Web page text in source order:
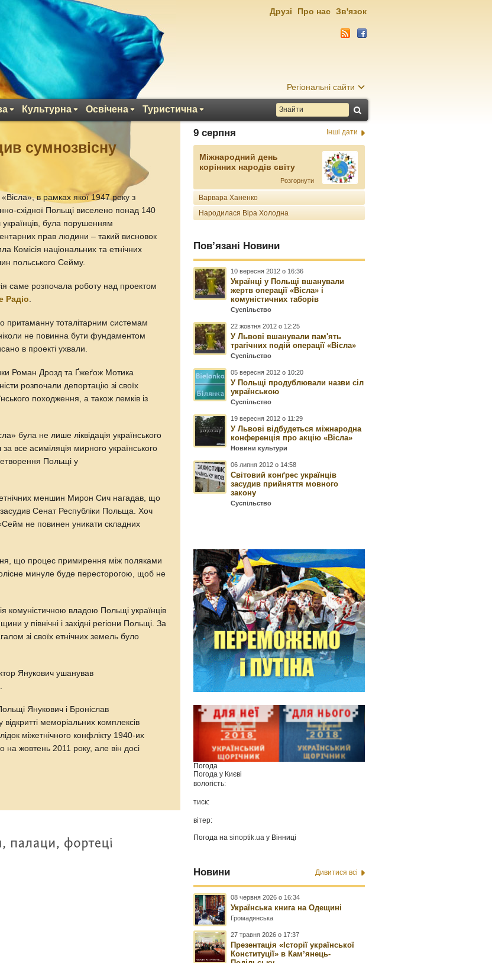
Регіональні сайти
Культурна Освічена Туристична
Друзі Про нас Зв'язок
сумнозвісну
«Вісла», в рамках якої 1947 року з
східної Польщі виселено понад 140
українців, була порушенням
прав людини – такий висновок
Комісія національних та етнічних
польського Сейму.
саме розпочала роботу над проектом
Радіо
притаманну тоталітарним системам
ніколи не повинна бути фундаментом
в проекті ухвали.
Роман Дрозд та Ґжеґож Мотика
розпочали депортацію зі своїх
походження, а також лемків із
була не лише ліквідація українського
все асиміляція мирного українського
Польщі у
етнічних меншин Мирон Сич нагадав, що
Сенат Республіки Польща. Хоч
не повинен уникати складних
що процес примирення між поляками
минуле буде пересторогою, щоб не
комуністичною владою Польщі українців
у північні і західні регіони Польщі. За
зі своїх етнічних земель було
Янукович ушанував
Янукович і Броніслав
меморіальних комплексів
міжетнічного конфлікту 1940-их
жовтень 2011 року, але він досі
9 серпня Інші дати
Міжнародний день
корінних народів світу
Розгорнути
Варвара Ханенко
Народилася Віра Холодна
Пов’язані Новини
10 вересня 2012 о 16:36
Українці у Польщі вшанували
жертв операції «Вісла» і
комуністичних таборів
Суспільство
22 жовтня 2012 о 12:25
У Львові вшанували пам'ять
трагічних подій операції «Вісла»
Суспільство
05 вересня 2012 о 10:20
У Польщі продублювали назви сіл
українською
Суспільство
19 вересня 2012 о 11:29
У Львові відбудеться міжнародна
конференція про акцію «Вісла»
Новини культури
06 липня 2012 о 14:58
Світовий конґрес українців
засудив прийняття мовного
закону
Суспільство
Погода
Погода у Києві
вологість:
тиск:
вітер:
Погода наsinoptik.ua у Вінниці
Новини Дивитися всі
08 червня 2026 о 16:34
Українська книга на Одещині
Громадянська
27 травня 2026 о 17:37
Презентація «Історії української
Конституції» в Камʼянець-